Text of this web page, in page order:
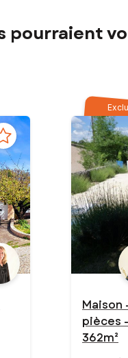
pourraient
Maison
pièces -
362m²